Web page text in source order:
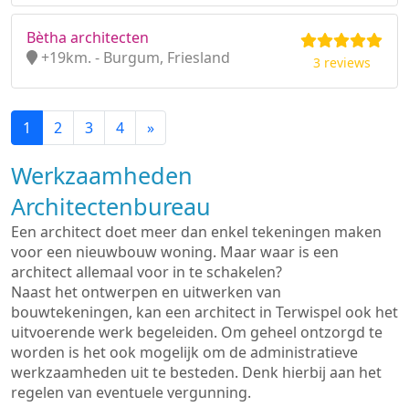
Bètha architecten
+19km. - Burgum, Friesland
3 reviews
1 2 3 4 »
Werkzaamheden
Architectenbureau
Een architect doet meer dan enkel tekeningen maken
voor een nieuwbouw woning. Maar waar is een
architect allemaal voor in te schakelen?
Naast het ontwerpen en uitwerken van
bouwtekeningen, kan een architect in Terwispel ook het
uitvoerende werk begeleiden. Om geheel ontzorgd te
worden is het ook mogelijk om de administratieve
werkzaamheden uit te besteden. Denk hierbij aan het
regelen van eventuele vergunning.